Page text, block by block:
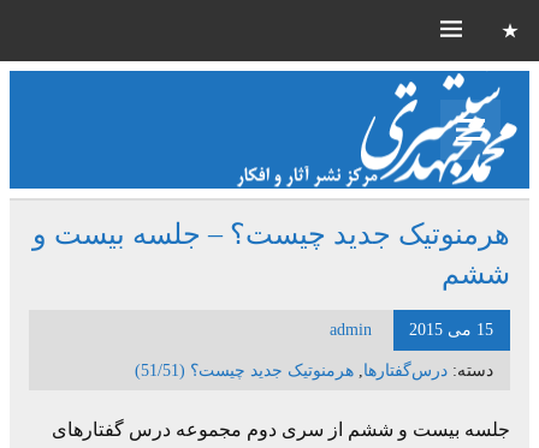
هرمنوتیک جدید چیست؟ – جلسه بیست و
ششم
15 می 2015 admin
دسته: درس‌گفتارها هرمنوتیک جدید چیست؟ (51/51)
جلسه بیست و ششم از سری دوم مجموعه درس گفتارهای